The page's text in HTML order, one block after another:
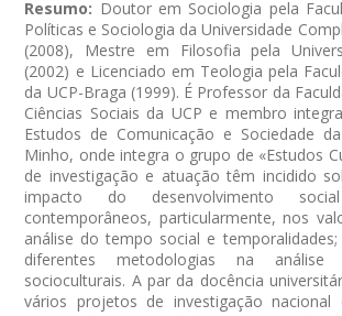
Resumo: Doutor em Sociologia pela
Políticas e Sociologia da Universidade
(2008), Mestre em Filosofia pela
(2002) e Licenciado em Teologia pela
da UCP-Braga (1999). É Professor da
Ciências Sociais da UCP e membro
Estudos de Comunicação e Sociedade
Minho, onde integra o grupo de «Estudos
de investigação e atuação têm incidido
impacto do desenvolvimento
contemporâneos, particularmente, nos
análise do tempo social e
diferentes metodologias na análise
socioculturais. A par da docência
vários projetos de investigação nacional